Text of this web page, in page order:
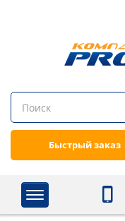
Быстрый заказ